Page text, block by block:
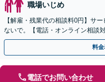
職場いじめ
【解雇・残業代の相談料0円】サ
ないで。【電話・オンライン相談
料
電話でお問い合わせ